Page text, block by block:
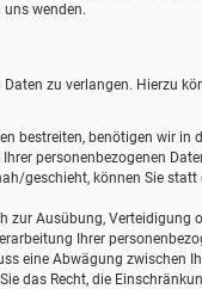
wenden.
zu verlangen. Hierzu
bestreiten, benötigen wir in
personenbezogenen
geschieht, können Sie
zur Ausübung, Verteidigung
Ihrer
eine Abwägung zwischen
das Recht, die